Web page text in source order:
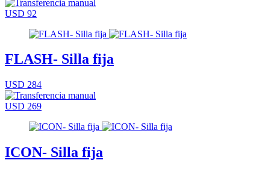
USD 92
FLASH- Silla fija
USD 284
USD 269
ICON- Silla fija